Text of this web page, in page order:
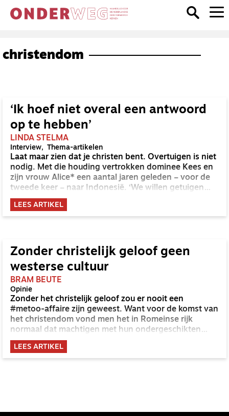
christendom
‘Ik hoef niet overal een antwoord
op te hebben’
LINDA STELMA
Interview Thema-artikelen
Laat maar zien dat je christen bent. Overtuigen is niet
nodig. Met die houding vertrokken dominee Kees en
zijn vrouw Alice* een aantal jaren geleden – voor de
tweede keer – naar Indonesië. ‘We willen getuigen
van de hoop die in ons is.’
LEES ARTIKEL
Zonder christelijk geloof geen
westerse cultuur
BRAM BEUTE
Opinie
Zonder het christelijk geloof zou er nooit een
#metoo-affaire zijn geweest. Want voor de komst van
het christendom vond men het in Romeinse rijk
normaal dat machtigen met hun ondergeschikten
deden wat ze wilden. Een meester mocht zijn slaven
en slavinnen gebruiken zoals hem dat beliefde.
Waarom zou een machtige filmbaas, ambtenaar of
LEES ARTIKEL